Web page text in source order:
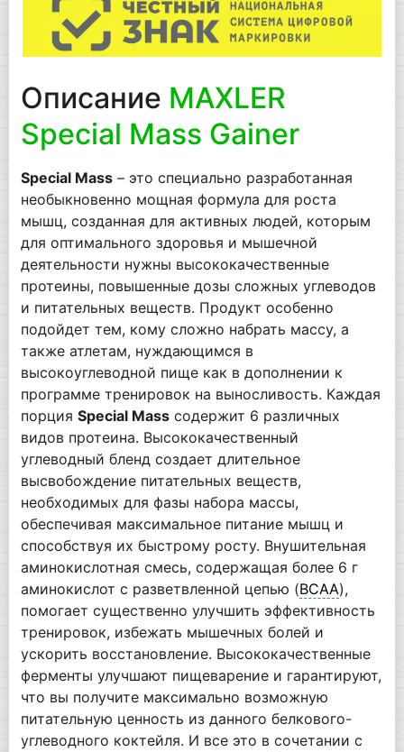
Описание MAXLER
Special Mass Gainer
Special Mass– это специально разработанная
необыкновенно мощная формула для роста
мышц, созданная для активных людей, которым
для оптимального здоровья и мышечной
деятельности нужны высококачественные
протеины, повышенные дозы сложных углеводов
и питательных веществ. Продукт особенно
подойдет тем, кому сложно набрать массу, а
также атлетам, нуждающимся в
высокоуглеводной пище как в дополнении к
программе тренировок на выносливость. Каждая
порция Special Massсодержит 6 различных
видов протеина. Высококачественный
углеводный бленд создает длительное
высвобождение питательных веществ,
необходимых для фазы набора массы,
обеспечивая максимальное питание мышц и
способствуя их быстрому росту. Внушительная
аминокислотная смесь, содержащая более 6 г
аминокислот с разветвленной цепью (BCAA),
помогает существенно улучшить эффективность
тренировок, избежать мышечных болей и
ускорить восстановление. Высококачественные
ферменты улучшают пищеварение и гарантируют,
что вы получите максимально возможную
питательную ценность из данного белкового-
углеводного коктейля. И все это в сочетании с